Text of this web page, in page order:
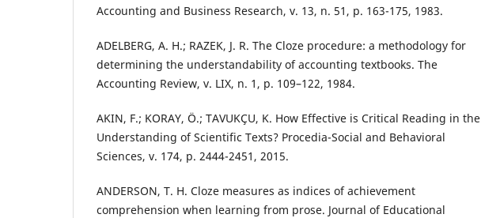
Accounting and Business Research, v. 13, n. 51, p. 163-175, 1983.
ADELBERG, A. H.; RAZEK, J. R. The Cloze procedure: a methodology for
determining the understandability of accounting textbooks. The
Accounting Review, v. LIX, n. 1, p. 109–122, 1984.
AKIN, F.; KORAY, Ö.; TAVUKÇU, K. How Effective is Critical Reading in the
Understanding of Scientific Texts? Procedia-Social and Behavioral
Sciences, v. 174, p. 2444-2451, 2015.
ANDERSON, T. H. Cloze measures as indices of achievement
comprehension when learning from prose. Journal of Educational